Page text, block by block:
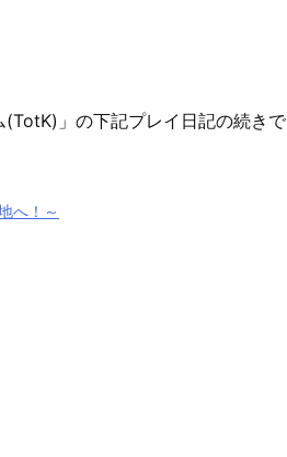
」の下記プレイ日記の続きで
へ！～